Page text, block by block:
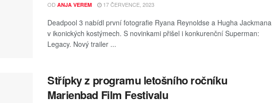
OD ANJA VEREM 17 ČERVENCE, 2023
Deadpool 3 nabídl první fotografie Ryana Reynoldse a Hugha Jackmana
v ikonických kostýmech. S novinkami přišel i konkurenční Superman:
Legacy. Nový trailer ...
Střípky z programu letošního ročníku
Marienbad Film Festivalu